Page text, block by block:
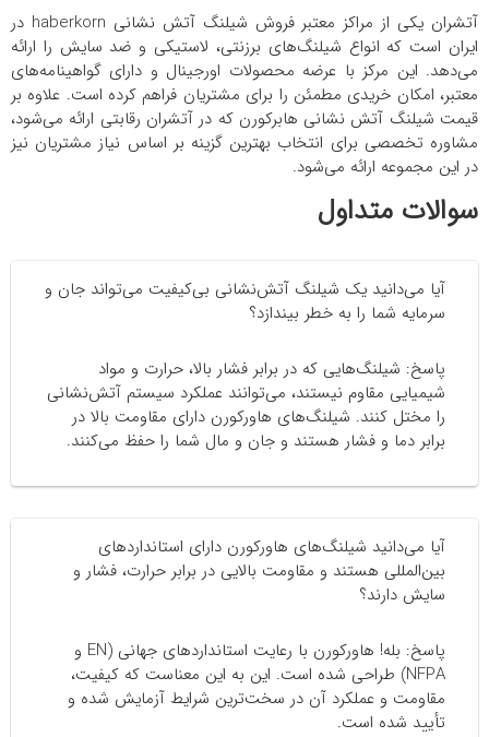
آتشران یکی از مراکز معتبر فروش شیلنگ آتش نشانی haberkorn در
ایران است که انواع شیلنگ‌های برزنتی، لاستیکی و ضد سایش را ارائه
می‌دهد. این مرکز با عرضه محصولات اورجینال و دارای گواهینامه‌های
معتبر، امکان خریدی مطمئن را برای مشتریان فراهم کرده است. علاوه بر
قیمت شیلنگ آتش نشانی هابرکورن که در آتشران رقابتی ارائه می‌شود،
مشاوره تخصصی برای انتخاب بهترین گزینه بر اساس نیاز مشتریان نیز
در این مجموعه ارائه می‌شود.
سوالات متداول
آیا می‌دانید یک شیلنگ آتش‌نشانی بی‌کیفیت می‌تواند جان و
سرمایه شما را به خطر بیندازد؟
پاسخ: شیلنگ‌هایی که در برابر فشار بالا، حرارت و مواد
شیمیایی مقاوم نیستند، می‌توانند عملکرد سیستم آتش‌نشانی
را مختل کنند. شیلنگ‌های هاورکورن دارای مقاومت بالا در
برابر دما و فشار هستند و جان و مال شما را حفظ می‌کنند.
آیا می‌دانید شیلنگ‌های هاورکورن دارای استانداردهای
بین‌المللی هستند و مقاومت بالایی در برابر حرارت، فشار و
سایش دارند؟
پاسخ: بله! هاورکورن با رعایت استانداردهای جهانی (EN و
NFPA) طراحی شده است. این به این معناست که کیفیت،
مقاومت و عملکرد آن در سخت‌ترین شرایط آزمایش شده و
تأیید شده است.